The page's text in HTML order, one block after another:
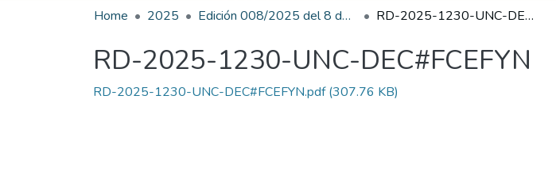
Home 2025 Edición 008/2025 del 8 de julio de 2025 RD-2025-1230-UNC-DEC#FCEFYN
RD-2025-1230-UNC-DEC#FCEFYN
RD-2025-1230-UNC-DEC#FCEFYN.pdf(307.76 KB)